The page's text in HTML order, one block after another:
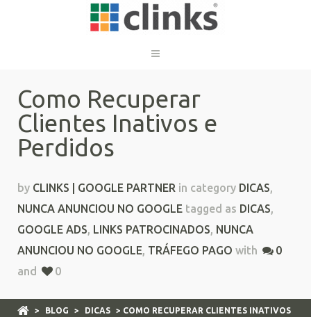
Como Recuperar
Clientes Inativos e
Perdidos
by CLINKS | GOOGLE PARTNER in category DICAS,
NUNCA ANUNCIOU NO GOOGLE tagged as DICAS,
GOOGLE ADS, LINKS PATROCINADOS, NUNCA
ANUNCIOU NO GOOGLE, TRÁFEGO PAGO with
0
and
0
> BLOG > DICAS > COMO RECUPERAR CLIENTES INATIVOS